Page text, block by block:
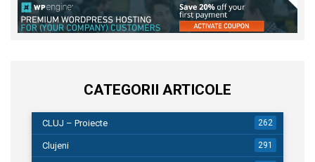
CATEGORII ARTICOLE
CLUJ – Proiecte 262
Clujeni 291